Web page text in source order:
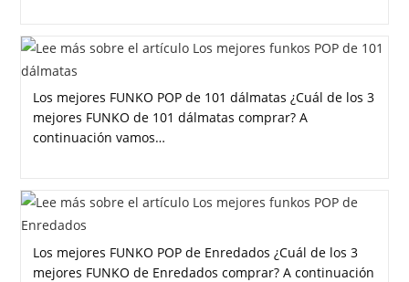
Los mejores FUNKO POP de 101 dálmatas ¿Cuál de los 3
mejores FUNKO de 101 dálmatas comprar? A
continuación vamos…
Los mejores FUNKO POP de Enredados ¿Cuál de los 3
mejores FUNKO de Enredados comprar? A continuación